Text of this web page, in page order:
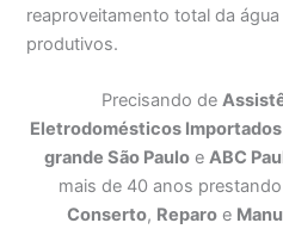
reaproveitamento total da
produtivos.
Precisando de
Eletrodomésticos
grande São Paulo e ABC
mais de 40 anos
Conserto, Reparo e